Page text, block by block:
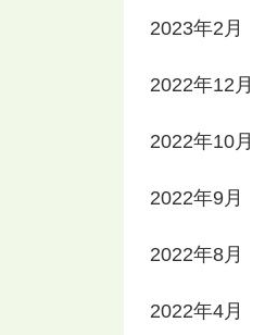
2023年2月
2022年12月
2022年10月
2022年9月
2022年8月
2022年4月